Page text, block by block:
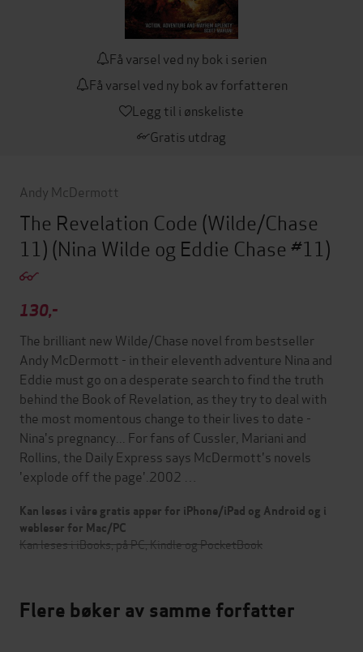
Få varsel ved ny bok i serien
Få varsel ved ny bok av forfatteren
Legg til i ønskeliste
Gratis utdrag
Andy McDermott
The Revelation Code (Wilde/Chase
11) (Nina Wilde og Eddie Chase #11)
130,-
The brilliant new Wilde/Chase novel from bestseller
Andy McDermott - in their eleventh adventure Nina and
Eddie must go on a desperate search to find the truth
behind the Book of Revelation, as they try to deal with
the most momentous change to their lives to date -
Nina's pregnancy... For fans of Cussler, Mariani and
Rollins, the Daily Express says McDermott's novels
'explode off the page'.2002 …
Kan leses i våre gratis apper for iPhone/iPad og Android og i
webleser for Mac/PC
Kan leses i iBooks, på PC, Kindle og PocketBook
Flere bøker av samme forfatter